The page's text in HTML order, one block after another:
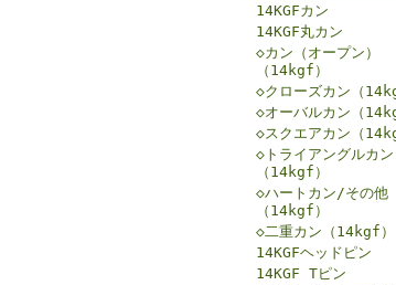
14KGFカン
14KGF丸カン
◇カン（オープン）
（14kgf）
◇クローズカン（
◇オーバルカン（
◇スクエアカン（
◇トライアングルカン
（14kgf）
◇ハートカン/その他
（14kgf）
◇二重カン（14kgf）
14KGFヘッドピン
14KGF Tピン